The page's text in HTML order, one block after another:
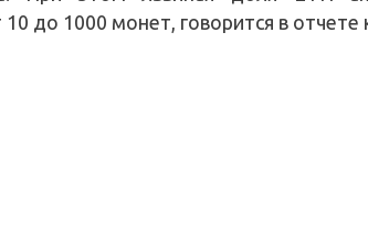
до 1000 монет, говорится в отчете